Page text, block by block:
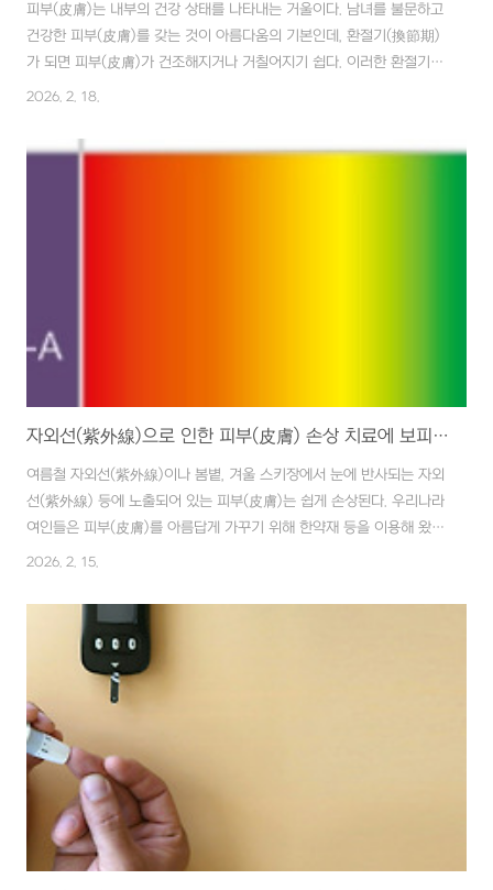
피부(皮膚)는 내부의 건강 상태를 나타내는 거울이다. 남녀를 불문하고
건강한 피부(皮膚)를 갖는 것이 아름다움의 기본인데, 환절기(換節期)
가 되면 피부(皮膚)가 건조해지거나 거칠어지기 쉽다. 이러한 환절기
(換節期)의 피부(皮膚) 거칠어짐이나 건성(乾性) 피부(皮膚)에 적하
(當歸) 10g, 생지황(生地黃) 10g, 백작약(白芍藥) 10g, 부평초(浮
2026. 2. 18.
자외선(紫外線)으로 인한 피부(皮膚) 손상 치료에 보피산(補皮散)
여름철 자외선(紫外線)이나 봄볕, 겨울 스키장에서 눈에 반사되는 자외
선(紫外線) 등에 노출되어 있는 피부(皮膚)는 쉽게 손상된다. 우리나라
여인들은 피부(皮膚)를 아름답게 가꾸기 위해 한약재 등을 이용해 왔는
데, 이렇게 그을리고 거칠어진 피부(皮膚)를 치료할 수 있는 좋은 처방
1g, 감초(甘草) 1g, 밀가루 1g, 오이 ½개 ■ 만드는 법 녹두(綠豆),
당귀(當歸), 백지(白芷), 감초(甘草)를 갈아서 밀가루와 오이 간 것과
섞어서 반죽한다. ■ 복용법 ① 세안(洗顔)을 깨끗이 하고 누워서 얼굴
에 팩을 한다. ② 15~20분 후 떼어내고 씻는다. 위 처방을 1일에 1회
씩 실시하도록 한다. 당귀(當歸)는 빈혈(貧血)..
2026. 2. 15.